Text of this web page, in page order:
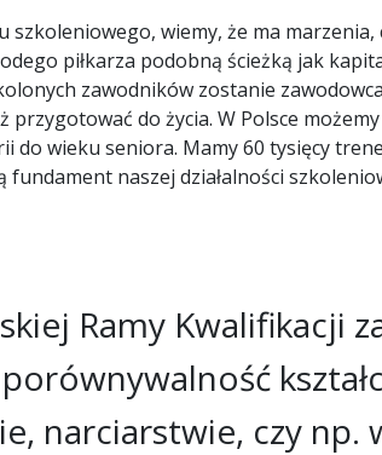
szkoleniowego, wiemy, że ma
piłkarza podobną ścieżką jak
zawodników zostanie
przygotować do życia. W Polsce
do wieku seniora. Mamy 60 tysięcy
naszej działalności
Ramy Kwalifikacji
narciarstwie, czy np.